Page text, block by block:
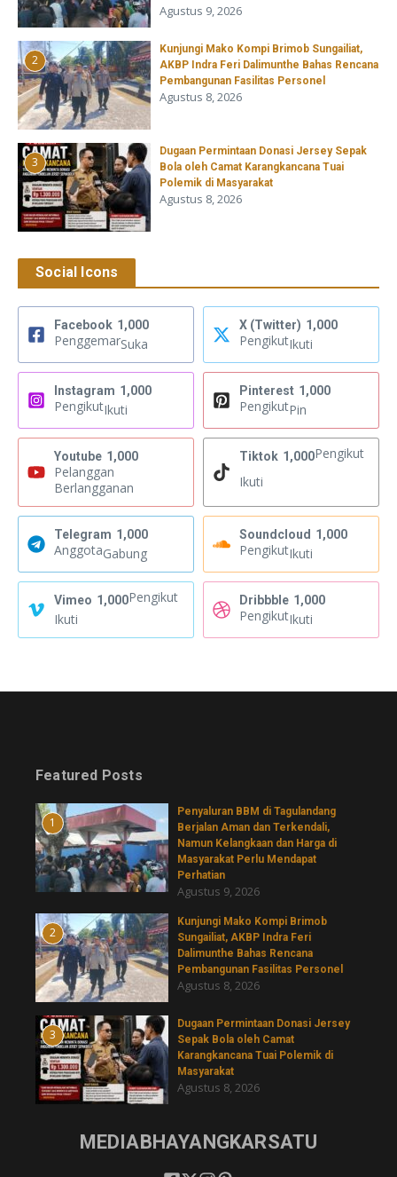
Agustus 9, 2026
2
Kunjungi Mako Kompi Brimob Sungailiat,
AKBP Indra Feri Dalimunthe Bahas Rencana
Pembangunan Fasilitas Personel
Agustus 8, 2026
3
‎Dugaan Permintaan Donasi Jersey Sepak
Bola oleh Camat Karangkancana Tuai
Polemik di Masyarakat
Agustus 8, 2026
Social Icons
Facebook 1,000
PenggemarSuka
X (Twitter) 1,000
PengikutIkuti
Instagram 1,000
PengikutIkuti
Pinterest 1,000
PengikutPin
Youtube 1,000
Pelanggan
Berlangganan
Tiktok 1,000Pengikut
Ikuti
Telegram 1,000
AnggotaGabung
Soundcloud 1,000
PengikutIkuti
Vimeo 1,000Pengikut
Ikuti
Dribbble 1,000
PengikutIkuti
Featured Posts
1
Penyaluran BBM di Tagulandang
Berjalan Aman dan Terkendali,
Namun Kelangkaan dan Harga di
Masyarakat Perlu Mendapat
Perhatian
Agustus 9, 2026
2
Kunjungi Mako Kompi Brimob
Sungailiat, AKBP Indra Feri
Dalimunthe Bahas Rencana
Pembangunan Fasilitas Personel
Agustus 8, 2026
3
‎Dugaan Permintaan Donasi Jersey
Sepak Bola oleh Camat
Karangkancana Tuai Polemik di
Masyarakat
Agustus 8, 2026
MEDIABHAYANGKARSATU